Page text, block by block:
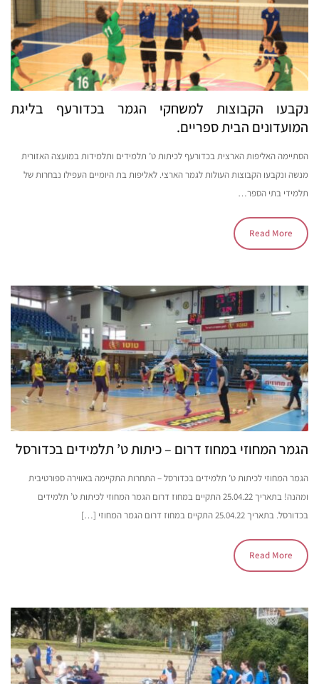
נקבעו הקבוצות למשחקי הגמר בכדורעף בליגת
המועדונים הבית ספריים.
הסתיימה האליפות הארצית בכדורעף לכיתות ט’ תלמידים ותלמידות במועצה האזורית
מנשה ונקבעו הקבוצות העולות לגמר הארצי. לאליפות בת היומיים העפילו נבחרות של
תלמידי בתי הספר…
Read More
הגמר המחוזי במחוז דרום – כיתות ט’ תלמידים בכדורסל
הגמר המחוזי לכיתות ט’ תלמידים בכדורסל – התחרות התקיימה באווירה ספורטיבית
ומהנה! בתאריך 25.04.22 התקיים במחוז דרום הגמר המחוזי לכיתות ט’ תלמידים
בכדורסל. בתאריך 25.04.22 התקיים במחוז דרום הגמר המחוזי […]
Read More